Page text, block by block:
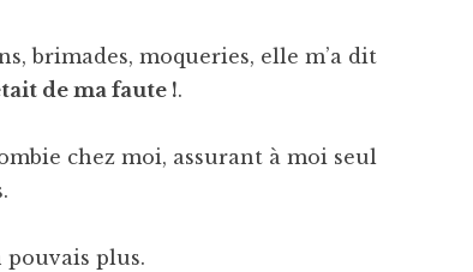
brimades, moqueries, elle m’a dit
de ma faute !.
chez moi, assurant à moi seul
pouvais plus.